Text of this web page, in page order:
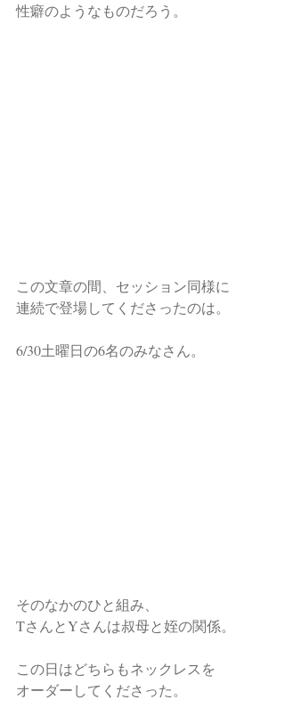
性癖のようなものだろう。
この文章の間、セッション同様に
連続で登場してくださったのは。
6/30土曜日の6名のみなさん。
そのなかのひと組み、
TさんとYさんは叔母と姪の関係。
この日はどちらもネックレスを
オーダーしてくださった。